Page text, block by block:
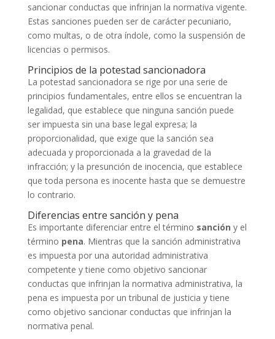
sancionar conductas que infrinjan la normativa vigente.
Estas sanciones pueden ser de carácter pecuniario,
como multas, o de otra índole, como la suspensión de
licencias o permisos.
Principios de la potestad sancionadora
La potestad sancionadora se rige por una serie de
principios fundamentales, entre ellos se encuentran la
legalidad, que establece que ninguna sanción puede
ser impuesta sin una base legal expresa; la
proporcionalidad, que exige que la sanción sea
adecuada y proporcionada a la gravedad de la
infracción; y la presunción de inocencia, que establece
que toda persona es inocente hasta que se demuestre
lo contrario.
Diferencias entre sanción y pena
Es importante diferenciar entre el término sanción y el
término pena. Mientras que la sanción administrativa
es impuesta por una autoridad administrativa
competente y tiene como objetivo sancionar
conductas que infrinjan la normativa administrativa, la
pena es impuesta por un tribunal de justicia y tiene
como objetivo sancionar conductas que infrinjan la
normativa penal.